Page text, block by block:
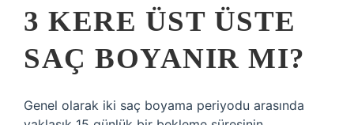
3 KERE ÜST ÜSTE
SAÇ BOYANIR MI?
Genel olarak iki saç boyama periyodu arasında